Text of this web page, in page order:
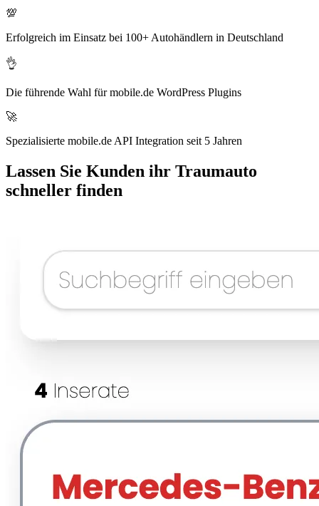
💯
Erfolgreich im Einsatz bei 100+ Autohändlern in Deutschland
👌
Die führende Wahl für mobile.de WordPress Plugins
🚀
Spezialisierte mobile.de API Integration seit 5 Jahren
Lassen Sie Kunden ihr Traumauto
schneller finden